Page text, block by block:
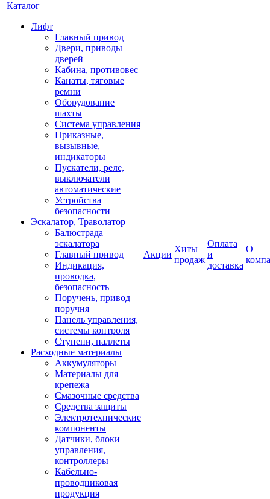
Каталог
Лифт
Главный привод
Двери, приводы
дверей
Кабина, противовес
Канаты, тяговые
ремни
Оборудование
шахты
Система управления
Приказные,
вызывные,
индикаторы
Пускатели, реле,
выключатели
автоматические
Устройства
безопасности
Эскалатор, Траволатор
Балюстрада
эскалатора
Главный привод
Индикация,
проводка,
безопасность
Поручень, привод
поручня
Панель управления,
системы контроля
Ступени, паллеты
Расходные материалы
Аккумуляторы
Материалы для
крепежа
Смазочные средства
Средства защиты
Электротехнические
компоненты
Датчики, блоки
управления,
контроллеры
Кабельно-
проводниковая
продукция
Акции
Хиты
продаж
Оплата
и
доставка
О